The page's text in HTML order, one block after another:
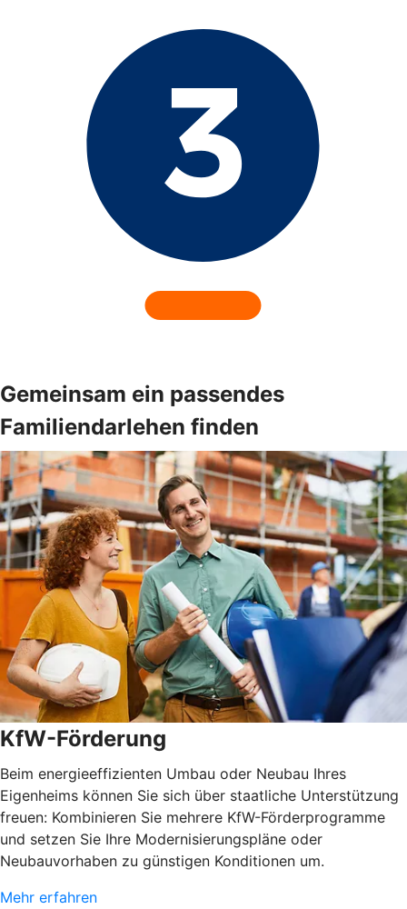
Gemeinsam ein passendes
Familiendarlehen finden
KfW-Förderung
Beim energieeffizienten Umbau oder Neubau Ihres
Eigenheims können Sie sich über staatliche Unterstützung
freuen: Kombinieren Sie mehrere KfW-Förderprogramme
und setzen Sie Ihre Modernisierungspläne oder
Neubauvorhaben zu günstigen Konditionen um.
Mehr erfahren